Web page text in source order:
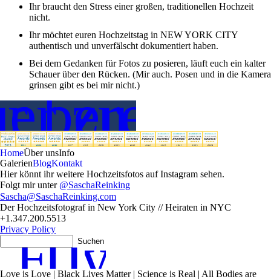
Ihr braucht den Stress einer großen, traditionellen Hochzeit
nicht.
Ihr möchtet euren Hochzeitstag in NEW YORK CITY
authentisch und unverfälscht dokumentiert haben.
Bei dem Gedanken für Fotos zu posieren, läuft euch ein kalter
Schauer über den Rücken. (Mir auch. Posen und in die Kamera
grinsen gibt es bei mir nicht.)
bereit
zu
HomeÜber unsInfo
GalerienBlogKontakt
Hier könnt ihr weitere Hochzeitsfotos auf Instagram sehen.
Folgt mir unter @SaschaReinking
Sascha@SaschaReinking.com
Der Hochzeitsfotograf in New York City // Heiraten in NYC
+1.347.200.5513
Privacy Policy
FTIy
Love is Love | Black Lives Matter | Science is Real | All Bodies are